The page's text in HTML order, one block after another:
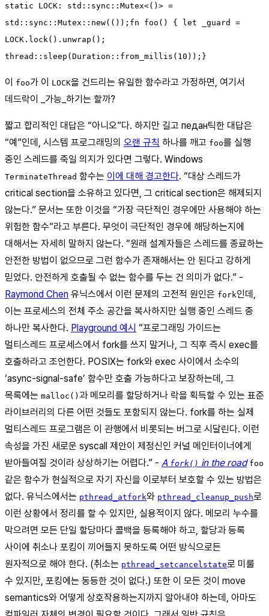
static LOCK: std::sync::Mutex<()> =
std::sync::Mutex::new(());fn foo() { let _guard =
LOCK.lock().unwrap();
thread::sleep(Duration::from_millis(10));}
이 foo가 이 LOCK을 건드리는 유일한 함수라고 가정하면, 여기서
데드락이 _가능_하기는 할까?
짧고 합리적인 대답은 “아니오”다. 하지만 길고 педан틱한 대답은
“예”인데, 시스템 프로그래밍의 오랜 규칙 하나를 깨고 foo를 실행
중인 스레드를 죽일 의지가 있다면 그렇다. Windows
TerminateThread 함수는 이에 대해 경고한다. “대상 스레드가
critical section을 소유하고 있다면, 그 critical section은 해제되지
않는다.” 문서는 또한 이것을 “가장 극단적인 경우에만 사용해야 하는
위험한 함수”라고 부른다. 무엇이 극단적인 경우에 해당하는지에
대해서는 자세히 말하지 않는다. “원래 설계자들은 스레드를 종료하는
안전한 방법이 없으므로 그런 함수가 존재해서는 안 된다고 강하게
믿었다. 안전하게 호출될 수 없는 함수를 두는 건 의미가 없다.” -
Raymond Chen 유닉스에서 이런 문제의 고전적 원인은 fork인데,
이는 프로세스의 전체 주소 공간을 복사하지만 실행 중인 스레드 중
하나만 복사한다. Playground 예시 “프로그래밍 가이드는
멀티스레드 프로세스에서 fork를 쓰지 말거나, 그 직후 즉시 exec를
호출하라고 조언한다. POSIX는 fork와 exec 사이에서 소수의
‘async-signal-safe’ 함수만 호출 가능하다고 보장하는데, 그
목록에는 malloc() 과 메모리를 할당하거나 락을 획득할 수 있는 표준
라이브러리의 다른 어떤 것들도 포함되지 않는다. fork를 하는 실제
멀티스레드 프로그램은 이 관행에서 비롯되는 버그로 시달린다. 이런
속성을 가진 새로운 syscall 제안이 제정신인 커널 메인터이너에게
받아들여질 것이라 상상하기는 어렵다.” - A fork() in the road foo
같은 함수가 현실적으로 자기 자신을 이로부터 보호할 수 있는 방법은
없다. 유닉스에서는 pthread_atfork와 pthread_cleanup_push로
이런 상황에서 정리를 할 수 있지만, 실용적이지 않다. 메모리 누수를
막으려면 모든 단일 할당마다 콜백을 등록해야 하고, 할당과 등록
사이에 취소나 포킹이 끼어들지 못하도록 어떤 방식으로든
원자적으로 해야 한다. (취소는 pthread_setcancelstate로 미룰
수 있지만, 포킹에는 동등한 것이 없다.) 또한 이 모든 것이 move
semantics와 어떻게 상호작용하는지까지 알아내야 하는데, 아마도